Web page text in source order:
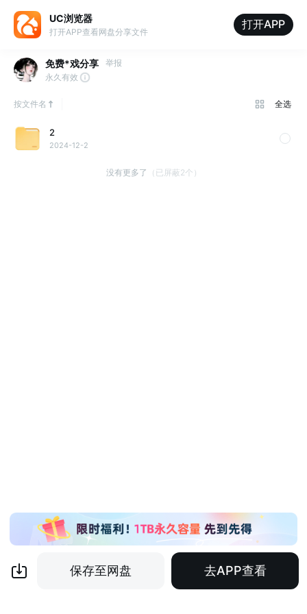
UC浏览器
打开APP查看网盘分享文件
打开APP
免费*戏分享
举报
永久有效
按文件名 全选
2
2024-12-2
没有更多了 （已屏蔽2个）
保存至网盘 去APP查看